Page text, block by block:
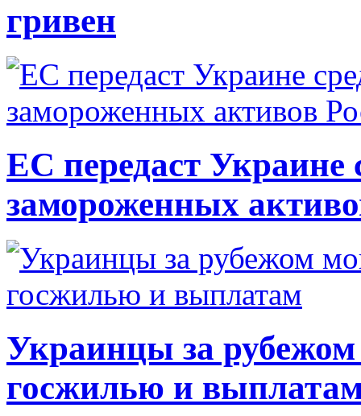
гривен
ЕС передаст Украине
замороженных
Украинцы за рубежом
госжилью и